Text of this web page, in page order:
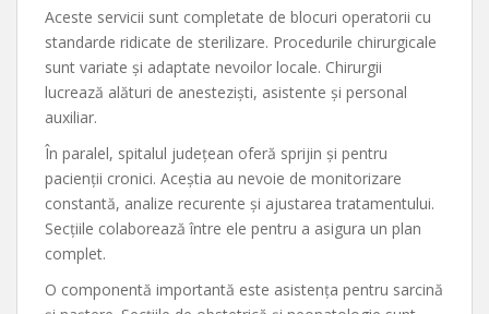
Aceste servicii sunt completate de blocuri operatorii cu
standarde ridicate de sterilizare. Procedurile chirurgicale
sunt variate și adaptate nevoilor locale. Chirurgii
lucrează alături de anesteziști, asistente și personal
auxiliar.
În paralel, spitalul județean oferă sprijin și pentru
pacienții cronici. Aceștia au nevoie de monitorizare
constantă, analize recurente și ajustarea tratamentului.
Secțiile colaborează între ele pentru a asigura un plan
complet.
O componentă importantă este asistența pentru sarcină